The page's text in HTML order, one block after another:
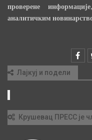
проверене
аналитичким
Лајкуј и подели
Крушевац ПРЕСС је